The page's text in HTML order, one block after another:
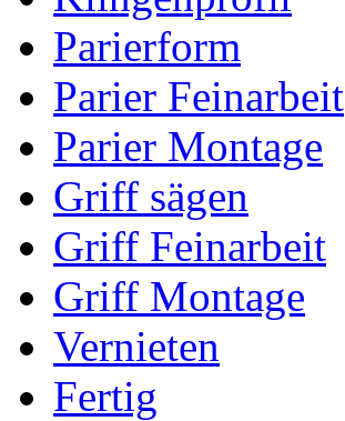
Parierform
Parier Feinarbeit
Parier Montage
Griff sägen
Griff Feinarbeit
Griff Montage
Vernieten
Fertig